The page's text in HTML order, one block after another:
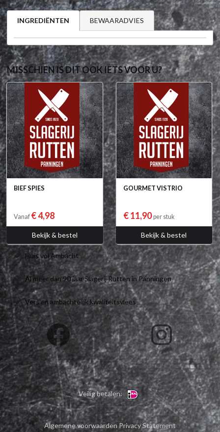
INGREDIËNTEN BEWAARADVIES
MISSCHIEN IS DIT OOK IETS VOOR U?
BIEF SPIES
Vanaf € 4,98
Bekijk & bestel
GOURMET VISTRIO
€ 11,90per stuk
Bekijk & bestel
Huis vol Ambacht
Al meer dan 90 jaar Slagerij Rutten in Panningen
Vers en ambachtelijk kwaliteitsvlees
Veilig betalen:
Algemene voorwaarden Privacy Statement